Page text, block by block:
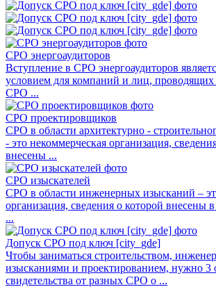
СРО энергоаудиторов
Вступление в СРО энергоаудиторов
условием для компаний и лиц, проводящих
СРО ...
СРО проектировщиков
СРО в области архитектурно -
- это некоммерческая организация,
внесены ...
СРО изыскателей
СРО в области инженерных изысканий –
организация, сведения о которой внесены
...
Допуск СРО под ключ [city_gde]
Чтобы заниматься строительством,
изысканиями и проектированием, нужно 3
свидетельства от разных СРО о ...